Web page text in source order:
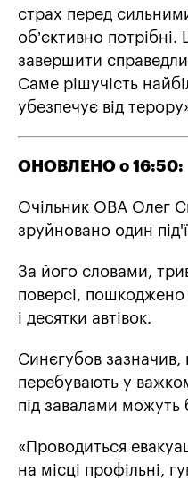
страх перед
об’єктивно
завершити
Саме рішучість
убезпечує від
ОНОВЛЕНО о 16:50:
Очільник ОВА Олег
зруйновано один
За його словами,
поверсі,
і десятки автівок.
Синєгубов
перебувають у
під завалами можуть
«Проводиться
на місці профільні,